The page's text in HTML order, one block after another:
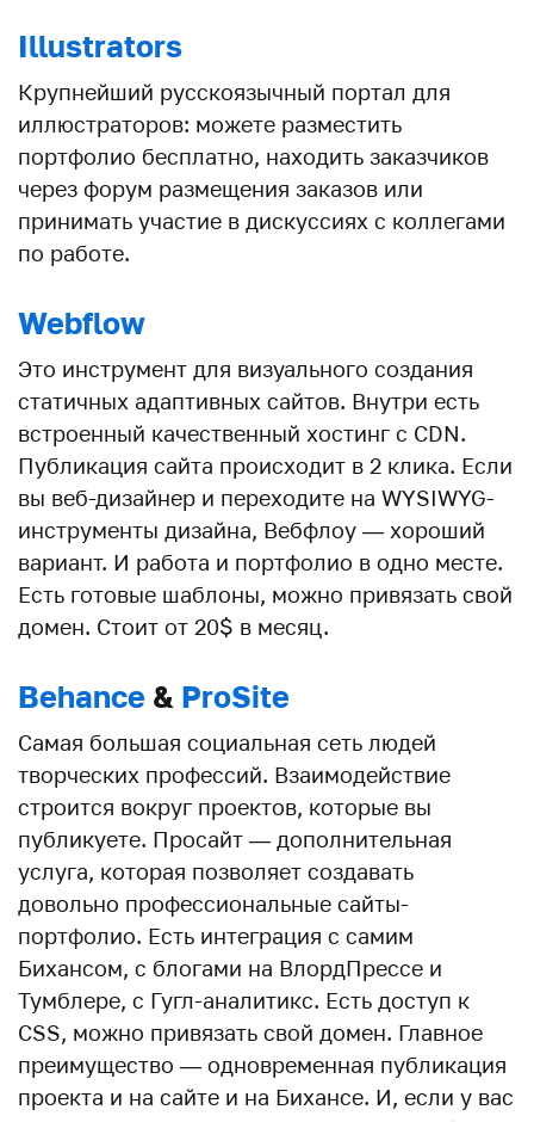
Illustrators
Крупнейший русскоязычный портал для
иллюстраторов: можете разместить
портфолио бесплатно, находить заказчиков
через форум размещения заказов или
принимать участие в дискуссиях с коллегами
по работе.
Webflow
Это инструмент для визуального создания
статичных адаптивных сайтов. Внутри есть
встроенный качественный хостинг с CDN.
Публикация сайта происходит в 2 клика. Если
вы веб-дизайнер и переходите на WYSIWYG-
инструменты дизайна, Вебфлоу — хороший
вариант. И работа и портфолио в одно месте.
Есть готовые шаблоны, можно привязать свой
домен. Стоит от 20$ в месяц.
Behance & ProSite
Самая большая социальная сеть людей
творческих профессий. Взаимодействие
строится вокруг проектов, которые вы
публикуете. Просайт — дополнительная
услуга, которая позволяет создавать
довольно профессиональные сайты-
портфолио. Есть интеграция с самим
Бихансом, с блогами на ВлордПрессе и
Тумблере, с Гугл-аналитикс. Есть доступ к
CSS, можно привязать свой домен. Главное
преимущество — одновременная публикация
проекта и на сайте и на Бихансе. И, если у вас